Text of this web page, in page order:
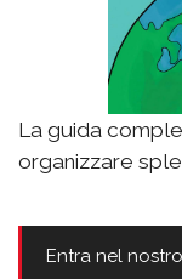
La guida
organizzare
Entra nel